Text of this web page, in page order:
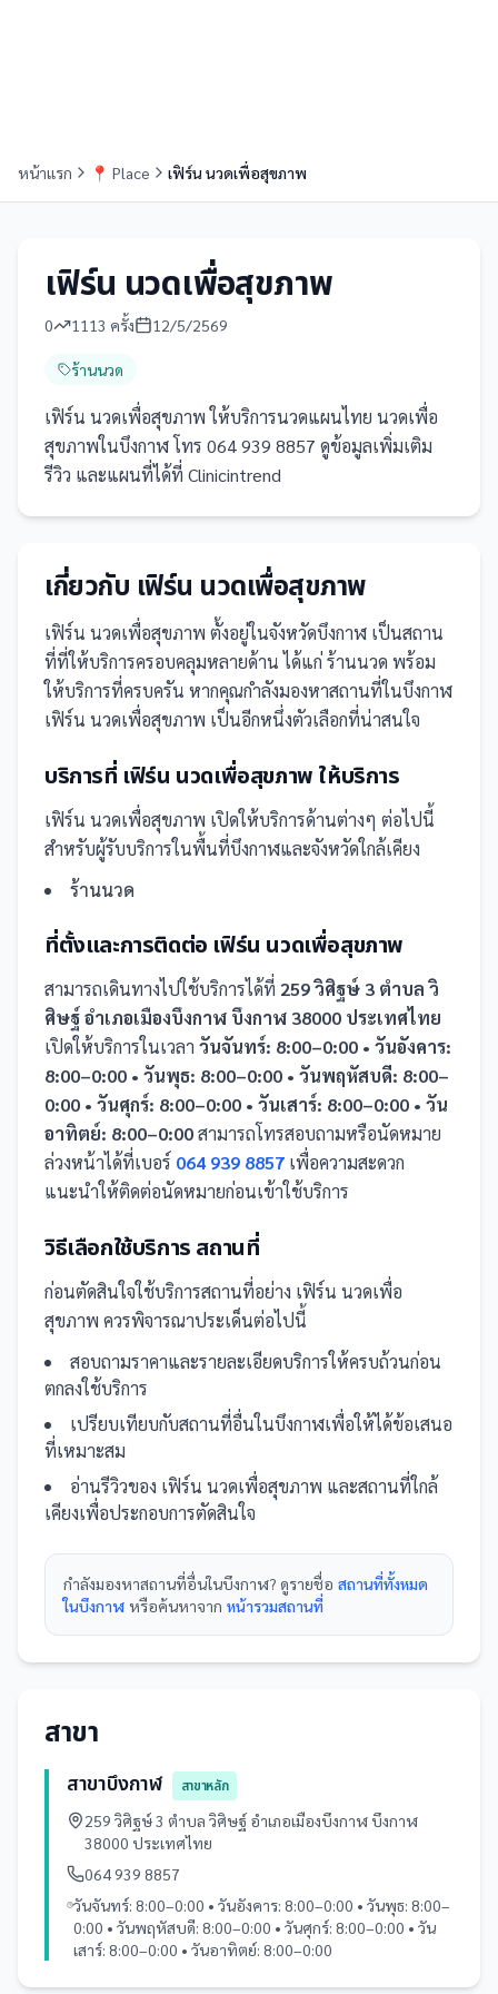
หน้าแรก 📍 Place เฟิร์น นวดเพื่อสุขภาพ
เฟิร์น นวดเพื่อสุขภาพ
0 1113 ครั้ง 12/5/2569
ร้านนวด
เฟิร์น นวดเพื่อสุขภาพ ให้บริการนวดแผนไทย นวดเพื่อ
สุขภาพในบึงกาฬ โทร 064 939 8857 ดูข้อมูลเพิ่มเติม
รีวิว และแผนที่ได้ที่ Clinicintrend
เกี่ยวกับ เฟิร์น นวดเพื่อสุขภาพ
เฟิร์น นวดเพื่อสุขภาพ ตั้งอยู่ในจังหวัดบึงกาฬ เป็นสถาน
ที่ที่ให้บริการครอบคลุมหลายด้าน ได้แก่ ร้านนวด พร้อม
ให้บริการที่ครบครัน หากคุณกำลังมองหาสถานที่ในบึงกาฬ
เฟิร์น นวดเพื่อสุขภาพ เป็นอีกหนึ่งตัวเลือกที่น่าสนใจ
บริการที่ เฟิร์น นวดเพื่อสุขภาพ ให้บริการ
เฟิร์น นวดเพื่อสุขภาพ เปิดให้บริการด้านต่างๆ ต่อไปนี้
สำหรับผู้รับบริการในพื้นที่บึงกาฬและจังหวัดใกล้เคียง
ร้านนวด
ที่ตั้งและการติดต่อ เฟิร์น นวดเพื่อสุขภาพ
สามารถเดินทางไปใช้บริการได้ที่ 259 วิศิฐษ์ 3 ตำบล วิ
ศิษฐ์ อำเภอเมืองบึงกาฬ บึงกาฬ 38000 ประเทศไทย
เปิดให้บริการในเวลา วันจันทร์: 8:00–0:00 • วันอังคาร:
8:00–0:00 • วันพุธ: 8:00–0:00 • วันพฤหัสบดี: 8:00–
0:00 • วันศุกร์: 8:00–0:00 • วันเสาร์: 8:00–0:00 • วัน
อาทิตย์: 8:00–0:00สามารถโทรสอบถามหรือนัดหมาย
ล่วงหน้าได้ที่เบอร์ 064 939 8857 เพื่อความสะดวก
แนะนำให้ติดต่อนัดหมายก่อนเข้าใช้บริการ
วิธีเลือกใช้บริการ สถานที่
ก่อนตัดสินใจใช้บริการสถานที่อย่าง เฟิร์น นวดเพื่อ
สุขภาพ ควรพิจารณาประเด็นต่อไปนี้
สอบถามราคาและรายละเอียดบริการให้ครบถ้วนก่อน
ตกลงใช้บริการ
เปรียบเทียบกับสถานที่อื่นในบึงกาฬเพื่อให้ได้ข้อเสนอ
ที่เหมาะสม
อ่านรีวิวของ เฟิร์น นวดเพื่อสุขภาพ และสถานที่ใกล้
เคียงเพื่อประกอบการตัดสินใจ
กำลังมองหาสถานที่อื่นในบึงกาฬ? ดูรายชื่อ สถานที่ทั้งหมด
ในบึงกาฬ หรือค้นหาจาก หน้ารวมสถานที่
สาขา
สาขาบึงกาฬ
สาขาหลัก
259 วิศิฐษ์ 3 ตำบล วิศิษฐ์ อำเภอเมืองบึงกาฬ บึงกาฬ
38000 ประเทศไทย
064 939 8857
วันจันทร์: 8:00–0:00 • วันอังคาร: 8:00–0:00 • วันพุธ: 8:00–
0:00 • วันพฤหัสบดี: 8:00–0:00 • วันศุกร์: 8:00–0:00 • วัน
เสาร์: 8:00–0:00 • วันอาทิตย์: 8:00–0:00